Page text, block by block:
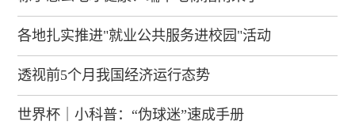
各地扎实推进"就业公共服务进校园"活动
透视前5个月我国经济运行态势
世界杯｜小科普：“伪球迷”速成手册